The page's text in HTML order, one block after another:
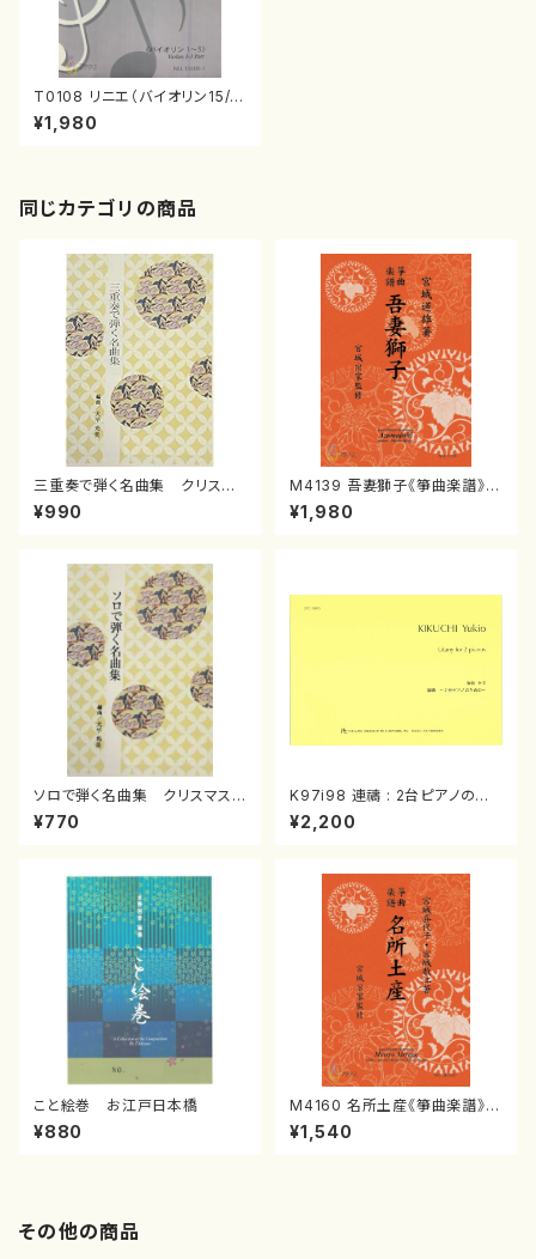
T0108 リニエ（バイオリン15/徳
山美奈子/楽譜）
¥1,980
同じカテゴリの商品
三重奏で弾く名曲集 クリスマ
スメドレー( 箏2/大平光美 編
曲/楽譜）
¥990
M4139 吾妻獅子《箏曲楽譜》
（箏/宮城道雄著・宮城宗家監修/
箏曲古典楽譜）
¥1,980
ソロで弾く名曲集 クリスマス・
イブ／恋人がサンタクロース(
箏独奏 /大平光美 編曲/楽
¥770
K97i98 連禱 : 2台ピアノのた
めの（2 Pianos / 菊池 幸夫 /
楽譜）
¥2,200
こと絵巻 お江戸日本橋
¥880
M4160 名所土産《箏曲楽譜》
（箏/宮城喜代子・宮城数江著・
宮城宗家監修/箏曲古典楽譜）
¥1,540
その他の商品